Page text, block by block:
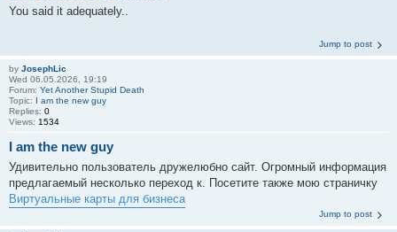
You said it adequately..
Jump to post
by JosephLic
Wed 06.05.2026, 19:19
Forum: Yet Another Stupid Death
Topic: I am the new guy
Replies: 0
Views: 1534
I am the new guy
Удивительно пользователь дружелюбно сайт. Огромный информация
предлагаемый несколько переход к. Посетите также мою страничку
Виртуальные карты для бизнеса
Jump to post